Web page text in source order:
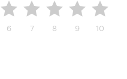
6 7 8 9 10